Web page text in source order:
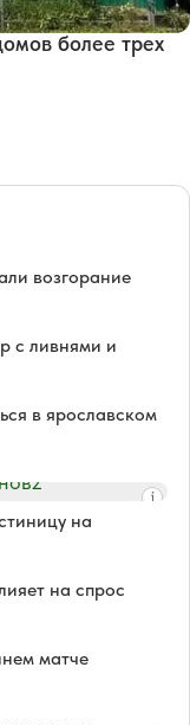
более трех
возгорание
с ливнями и
в ярославском
на
на спрос
матче